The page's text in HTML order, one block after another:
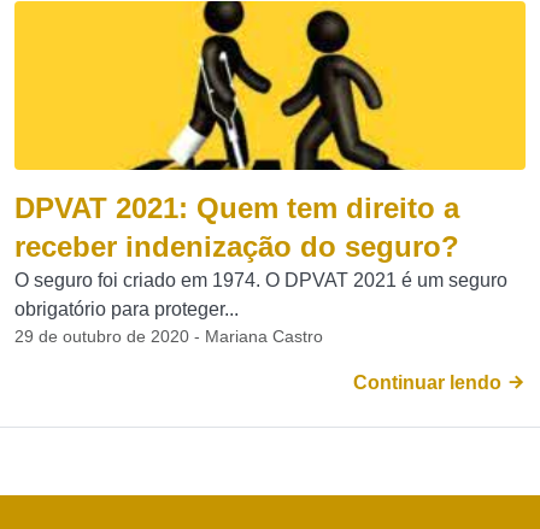
DPVAT 2021: Quem tem direito a
receber indenização do seguro?
O seguro foi criado em 1974. O DPVAT 2021 é um seguro
obrigatório para proteger...
29 de outubro de 2020 - Mariana Castro
Continuar lendo